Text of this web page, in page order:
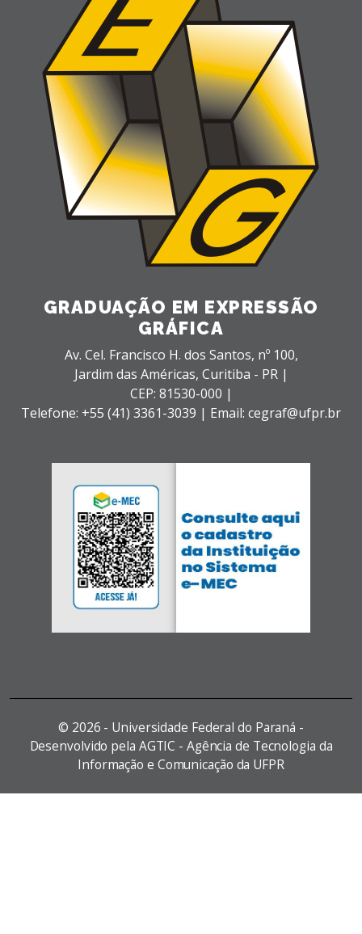
GRADUAÇÃO EM EXPRESSÃO
GRÁFICA
Av. Cel. Francisco H. dos Santos, nº 100,
Jardim das Américas, Curitiba - PR |
CEP: 81530-000 |
Telefone: +55 (41) 3361-3039 | Email: cegraf@ufpr.br
© 2026 - Universidade Federal do Paraná -
Desenvolvido pela AGTIC - Agência de Tecnologia da
Informação e Comunicação da UFPR